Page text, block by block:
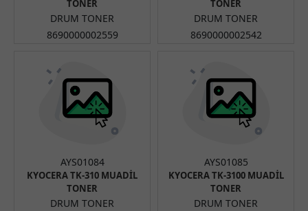
TONER
DRUM TONER
8690000002559
TONER
DRUM TONER
8690000002542
AYS01084
KYOCERA TK-310 MUADİL
TONER
DRUM TONER
AYS01085
KYOCERA TK-3100 MUADİL
TONER
DRUM TONER